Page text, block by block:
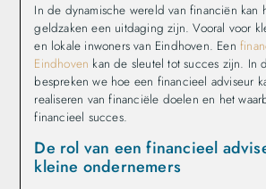
In de dynamische wereld van financiën kan
geldzaken een uitdaging zijn. Vooral voor
en lokale inwoners van Eindhoven. Een
Eindhoven kan de sleutel tot succes zijn. In
bespreken we hoe een financieel adviseur
realiseren van financiële doelen en het
financieel succes.
De rol van een financieel
kleine ondernemers